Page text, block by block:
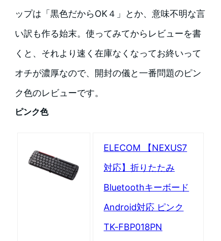
ップは「黒色だからOK４」とか、意味不明な言
い訳も作る始末。使ってみてからレビューを書
くと、それより速く在庫なくなってお終いって
オチが濃厚なので、開封の儀と一番問題のピン
ク色のレビューです。
ピンク色
ELECOM 【NEXUS7
対応】折りたたみ
Bluetoothキーボード
Android対応 ピンク
TK-FBP018PN